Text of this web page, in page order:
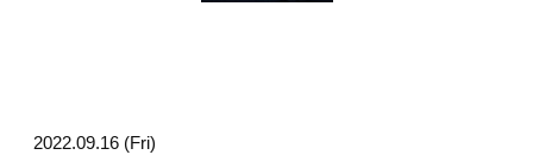
2022.09.16 (Fri)